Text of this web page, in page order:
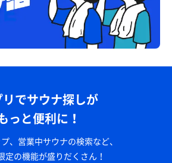
リでサウナ探しが
っと便利に！
、営業中サウナの検索など、
定の機能が盛りだくさん！